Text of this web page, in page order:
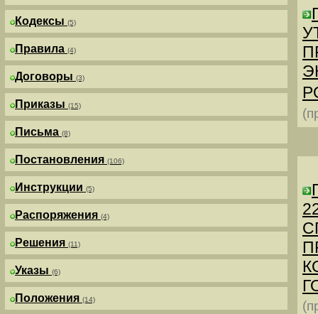
Кодексы (5)
Правила (4)
Договоры (3)
Приказы (15)
Письма (8)
Постановления (106)
Инструкции (5)
Распоряжения (4)
Решения (11)
Указы (6)
Положения (14)